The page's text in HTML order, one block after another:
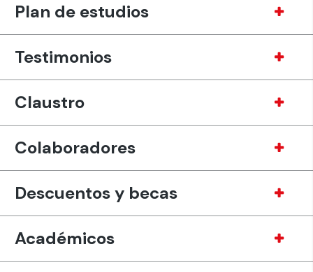
Plan de estudios
Testimonios
Claustro
Colaboradores
Descuentos y becas
Académicos